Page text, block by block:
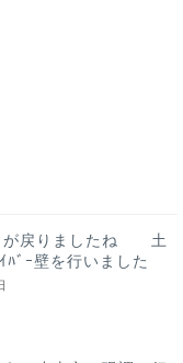
が戻りましたね 土
ﾊﾞｰ壁を行いました